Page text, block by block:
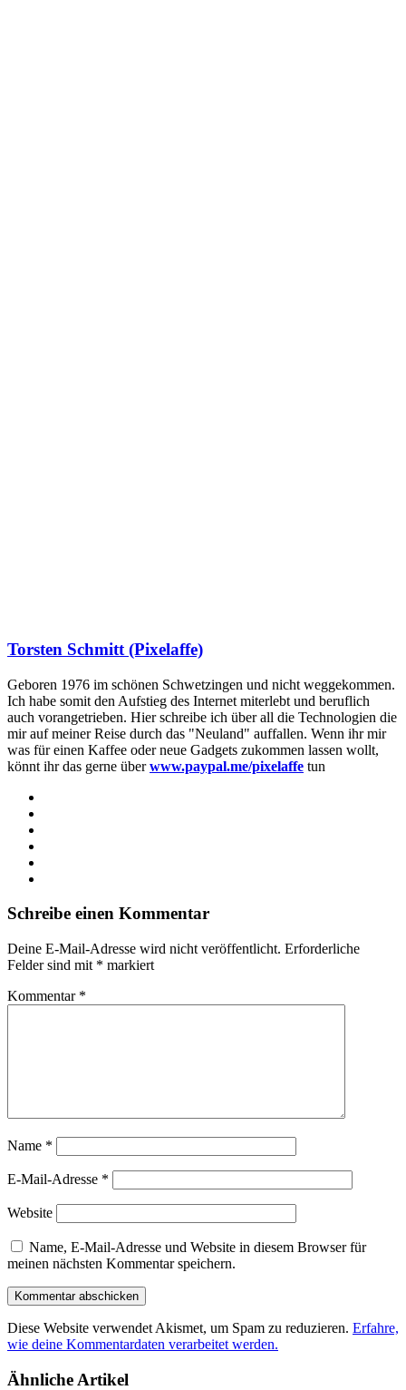
Torsten Schmitt (Pixelaffe)
Geboren 1976 im schönen Schwetzingen und nicht weggekommen.
Ich habe somit den Aufstieg des Internet miterlebt und beruflich
auch vorangetrieben. Hier schreibe ich über all die Technologien die
mir auf meiner Reise durch das "Neuland" auffallen. Wenn ihr mir
was für einen Kaffee oder neue Gadgets zukommen lassen wollt,
könnt ihr das gerne überwww.paypal.me/pixelaffe tun
Schreibe einen Kommentar
Deine E-Mail-Adresse wird nicht veröffentlicht. Erforderliche
Felder sind mit * markiert
Kommentar *
Name *
E-Mail-Adresse *
Website
Name, E-Mail-Adresse und Website in diesem Browser für
meinen nächsten Kommentar speichern.
Diese Website verwendet Akismet, um Spam zu reduzieren. Erfahre,
wie deine Kommentardaten verarbeitet werden.
Ähnliche Artikel